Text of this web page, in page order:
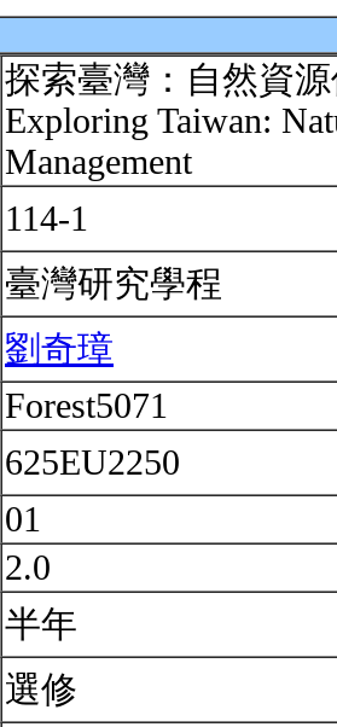
探索臺灣：自然資
Exploring Taiwan:
Management
114-1
臺灣研究學程
劉奇璋
Forest5071
625EU2250
01
2.0
半年
選修